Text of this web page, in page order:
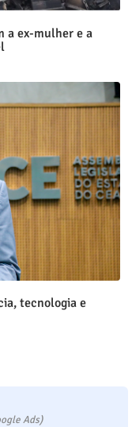
a ex-mulher e a
tecnologia e
Ads)